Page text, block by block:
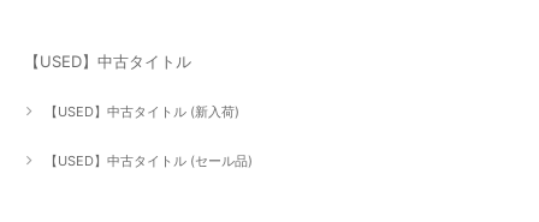
【USED】中古タイトル
【USED】中古タイトル (新入荷)
【USED】中古タイトル (セール品)